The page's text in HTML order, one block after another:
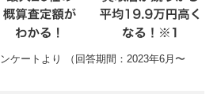
ケートより （回答期間：2023年6月〜